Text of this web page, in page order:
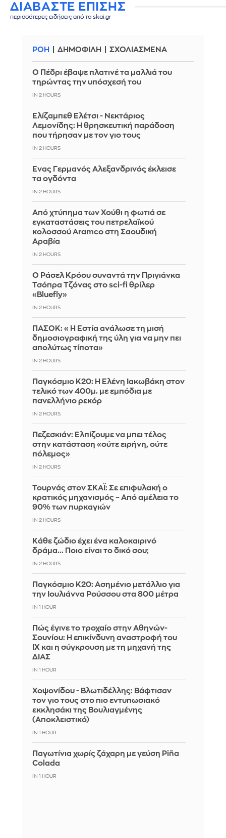
ΔΙΑΒΑΣΤΕ ΕΠΙΣΗΣ
περισσότερες ειδήσεις από το skai.gr
ΡΟΗ ΔΗΜΟΦΙΛΗ ΣΧΟΛΙΑΣΜΕΝΑ
Ο Πέδρι έβαψε πλατινέ τα μαλλιά του
τηρώντας την υπόσχεσή του
IN 2 HOURS
Ελίζαμπεθ Ελέτσι - Νεκτάριος
Λεμονίδης: Η θρησκευτική παράδοση
που τήρησαν με τον γιο τους
IN 2 HOURS
Ένας Γερμανός Αλεξανδρινός έκλεισε
τα ογδόντα
IN 2 HOURS
Από χτύπημα των Χούθι η φωτιά σε
εγκαταστάσεις του πετρελαϊκού
κολοσσού Aramco στη Σαουδική
Αραβία
IN 2 HOURS
Ο Ράσελ Κρόου συναντά την Πριγιάνκα
Τσόπρα Τζόνας στο sci-fi θρίλερ
«Bluefly»
IN 2 HOURS
ΠΑΣΟΚ: «Η Εστία ανάλωσε τη μισή
δημοσιογραφική της ύλη για να μην πει
απολύτως τίποτα»
IN 2 HOURS
Παγκόσμιο Κ20: Η Ελένη Ιακωβάκη στον
τελικό των 400μ. με εμπόδια με
πανελλήνιο ρεκόρ
IN 2 HOURS
Πεζεσκιάν: Ελπίζουμε να μπει τέλος
στην κατάσταση «ούτε ειρήνη, ούτε
πόλεμος»
IN 2 HOURS
Τουρνάς στον ΣΚΑΪ: Σε επιφυλακή ο
κρατικός μηχανισμός – Από αμέλεια το
90% των πυρκαγιών
IN 2 HOURS
Κάθε ζώδιο έχει ένα καλοκαιρινό
δράμα... Ποιο είναι το δικό σου;
IN 2 HOURS
Παγκόσμιο Κ20: Ασημένιο μετάλλιο για
την Ιουλιάννα Ρούσσου στα 800 μέτρα
IN 1 HOUR
Πώς έγινε το τροχαίο στην Αθηνών-
Σουνίου: Η επικίνδυνη αναστροφή του
ΙΧ και η σύγκρουση με τη μηχανή της
ΔΙΑΣ
IN 1 HOUR
Χοψονίδου - Βλωτιδέλλης: Βάφτισαν
τον γιο τους στο πιο εντυπωσιακό
εκκλησάκι της Βουλιαγμένης
(Αποκλειστικό)
IN 1 HOUR
Παγωτίνια χωρίς ζάχαρη με γεύση Piña
Colada
IN 1 HOUR